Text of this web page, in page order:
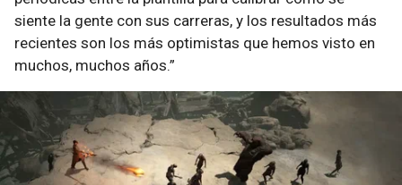
siente la gente con sus carreras, y los resultados más
recientes son los más optimistas que hemos visto en
muchos, muchos años.”